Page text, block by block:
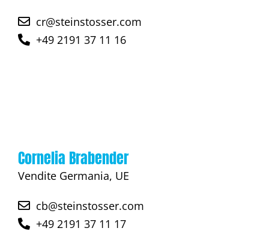
cr@steinstosser.com
+49 2191 37 11 16
Cornelia Brabender
Vendite Germania, UE
cb@steinstosser.com
+49 2191 37 11 17